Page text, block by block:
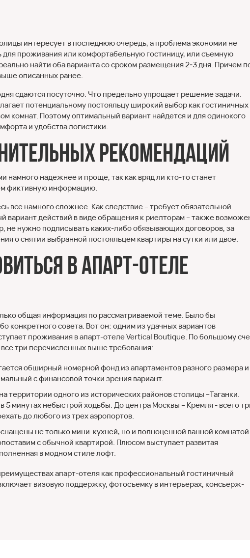
интересует в последнюю очередь, а проблема экономии не
для проживания или комфортабельную гостиницу, или съемную
найти оба варианта со сроком размещения 2-3 дня. Причем
описанных ранее.
сдаются посуточно. Что предельно упрощает решение задачи.
потенциальному постояльцу широкий выбор как гостиничных
комнат. Поэтому оптимальный вариант найдется и для одинокого
и удобства логистики.
рекомендаций
намного надежнее и проще, так как вряд ли кто-то станет
фиктивную информацию.
все намного сложнее. Как следствие – требует обязательной
вариант действий в виде обращения к риелторам – также
не нужно подписывать каких-либо обязывающих договоров, за
о снятии выбранной постояльцем квартиры на сутки или двое.
в апарт-отеле
общая информация по рассматриваемой теме. Было бы
конкретного совета. Вот он: одним из удачных вариантов
проживания в апарт-отеле Vertical Boutique. По большому
три перечисленных выше требования:
обширный номерной фонд из апартаментов разного размера и
с финансовой точки зрения вариант.
территории одного из исторических районов столицы –Таганки.
5 минутах небыстрой ходьбы. До центра Москвы – Кремля - всего
до любого из трех аэропортов.
не только мини-кухней, но и полноценной ванной
с обычной квартирой. Плюсом выступает развитая
в модном стиле лофт.
апарт-отеля как профессиональный гостиничный
визовую поддержку, фотосъемку в интерьерах, консьерж-